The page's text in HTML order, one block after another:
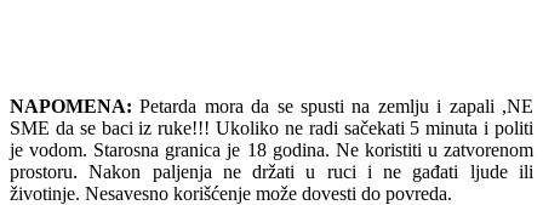
NAPOMENA: Petarda mora da se spusti na zemlju i zapali ,NE
SME da se baci iz ruke!!! Ukoliko ne radi sačekati 5 minuta i politi
je vodom. Starosna granica je 18 godina. Ne koristiti u zatvorenom
prostoru. Nakon paljenja ne držati u ruci i ne gađati ljude ili
životinje. Nesavesno korišćenje može dovesti do povreda.